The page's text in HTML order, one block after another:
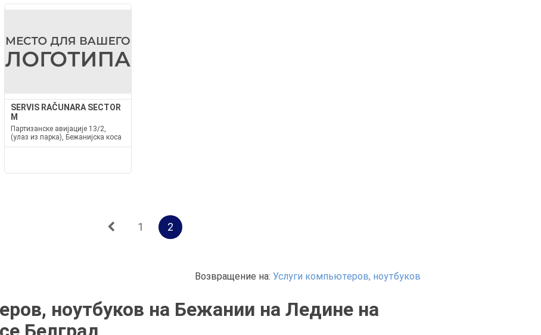
SERVIS RAČUNARA SECTOR
M
Партизанске авијације 13/2,
(улаз из парка), Бежанијска коса
1 2
Возвращение на: Услуги компьютеров, ноутбуков
ноутбуков на Бежании на Ледине на